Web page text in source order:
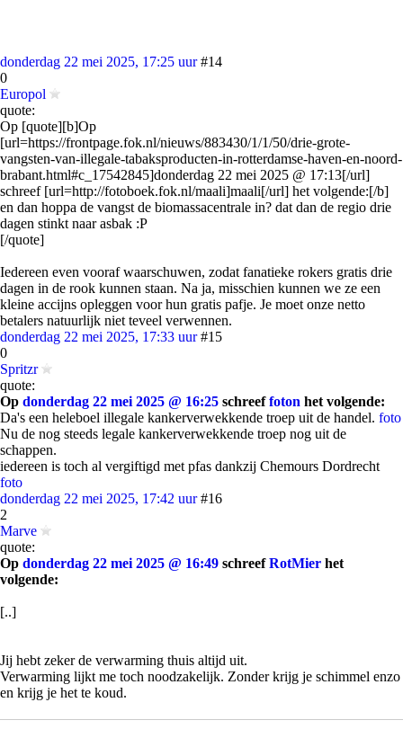
donderdag 22 mei 2025, 17:25 uur #14
0
Europol
quote:
Op [quote][b]Op
[url=https://frontpage.fok.nl/nieuws/883430/1/1/50/drie-grote-
vangsten-van-illegale-tabaksproducten-in-rotterdamse-haven-en-noord-
brabant.html#c_17542845]donderdag 22 mei 2025 @ 17:13[/url]
schreef [url=http://fotoboek.fok.nl/maali]maali[/url] het volgende:[/b]
en dan hoppa de vangst de biomassacentrale in? dat dan de regio drie
dagen stinkt naar asbak :P
[/quote]
Iedereen even vooraf waarschuwen, zodat fanatieke rokers gratis drie
dagen in de rook kunnen staan. Na ja, misschien kunnen we ze een
kleine accijns opleggen voor hun gratis pafje. Je moet onze netto
betalers natuurlijk niet teveel verwennen.
donderdag 22 mei 2025, 17:33 uur #15
0
Spritzr
quote:
Op donderdag 22 mei 2025 @ 16:25 schreeffoton het volgende:
Da's een heleboel illegale kankerverwekkende troep uit de handel. foto
Nu de nog steeds legale kankerverwekkende troep nog uit de
schappen.
iedereen is toch al vergiftigd met pfas dankzij Chemours Dordrecht
foto
donderdag 22 mei 2025, 17:42 uur #16
2
Marve
quote:
Op donderdag 22 mei 2025 @ 16:49 schreefRotMier het
volgende:
[..]
Jij hebt zeker de verwarming thuis altijd uit.
Verwarming lijkt me toch noodzakelijk. Zonder krijg je schimmel enzo
en krijg je het te koud.
Roken is inderdaad net zo belangrijkfoto